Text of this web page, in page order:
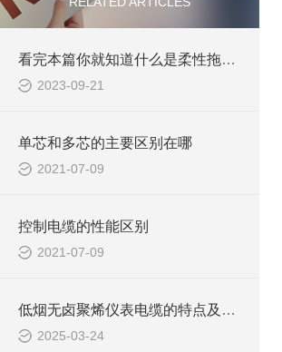
看完本篇你就知道什么是柔性拖链电缆了
2023-09-21
单芯和多芯的主要区别在哪
2021-07-09
控制电缆的性能区别
2021-07-09
低烟无卤聚烯仪表电缆的特点及应用领域
2025-03-24